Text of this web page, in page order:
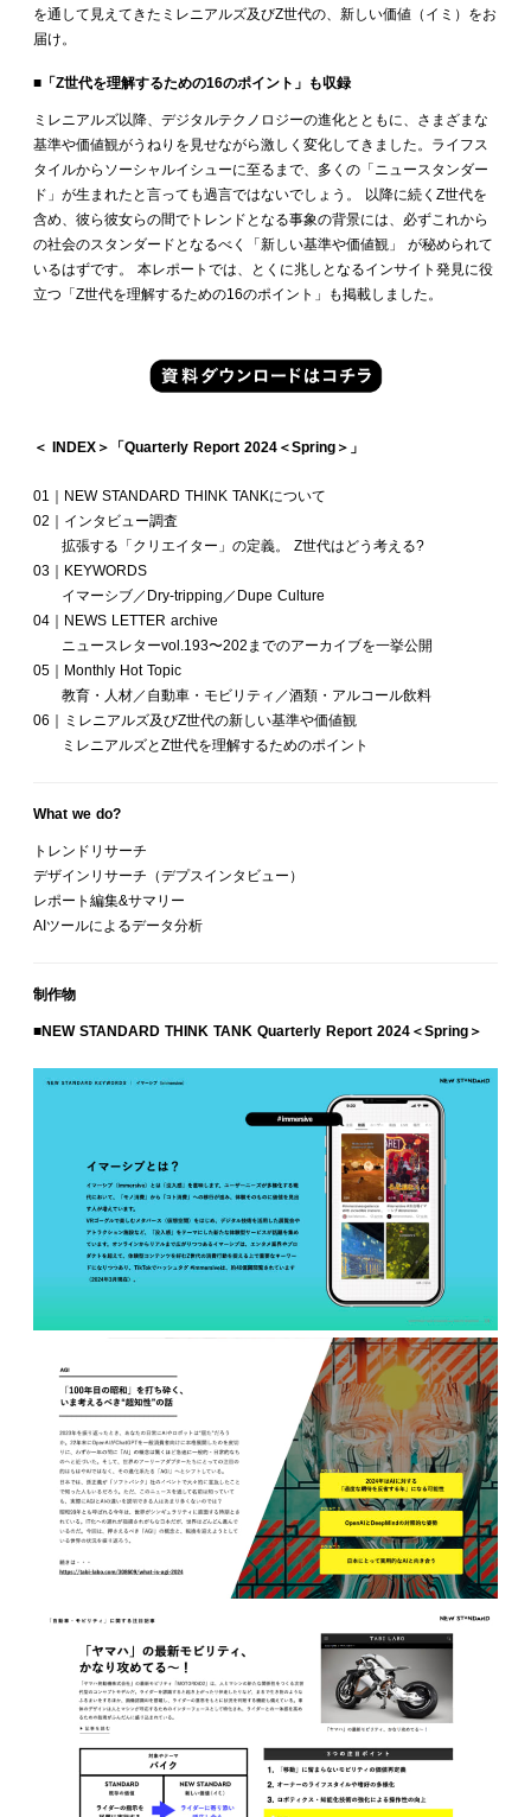
を通して見えてきたミレニアルズ及びZ世代の、新しい価値（イミ）をお
届け。
■「 Z世代を理解するための16のポイント」も収録
ミレニアルズ以降、デジタルテクノロジーの進化とともに、さまざまな
基準や価値観がうねりを見せながら激しく変化してきました。ライフス
タイルからソーシャルイシューに至るまで、多くの「ニュースタンダー
ド」が生まれたと言っても過言ではないでしょう。 以降に続くZ世代を
含め、彼ら彼女らの間でトレンドとなる事象の背景には、必ずこれから
の社会のスタンダードとなるべく「新しい基準や価値観」 が秘められて
いるはずです。 本レポートでは、とくに兆しとなるインサイト発見に役
立つ「Z世代を理解するための16のポイント」も掲載しました。
＜ INDEX＞「Quarterly Report 2024＜Spring＞」
01｜NEW STANDARD THINK TANKについて
02｜インタビュー調査
拡張する「クリエイター」の定義。 Z世代はどう考える?
03｜KEYWORDS
イマーシブ／Dry-tripping／Dupe Culture
04｜NEWS LETTER archive
ニュースレターvol.193〜202までのアーカイブを一挙公開
05｜Monthly Hot Topic
教育・人材／自動車・モビリティ／酒類・アルコール飲料
06｜ミレニアルズ及びZ世代の新しい基準や価値観
ミレニアルズとZ世代を理解するためのポイント
What we do?
トレンドリサーチ
デザインリサーチ（デプスインタビュー）
レポート編集&サマリー
AIツールによるデータ分析
制作物
■NEW STANDARD THINK TANK Quarterly Report 2024＜Spring＞